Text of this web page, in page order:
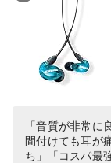
「音質が非常
間付けても耳が
ち」「コスパ最